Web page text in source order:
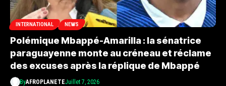
INTERNATIONAL NEWS
Polémique Mbappé-Amarilla : la sénatrice
paraguayenne monte au créneau et réclame
des excuses après la réplique de Mbappé
ByAFROPLANETEJuillet 7, 2026